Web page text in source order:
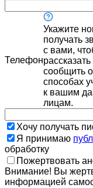
Телефон
Укажите
получать
с вами,
сообщить
способах
к вашим
лицам.
Хочу получать
Я принимаю
обработку
Пожертвовать
Внимание! Вы
информацией